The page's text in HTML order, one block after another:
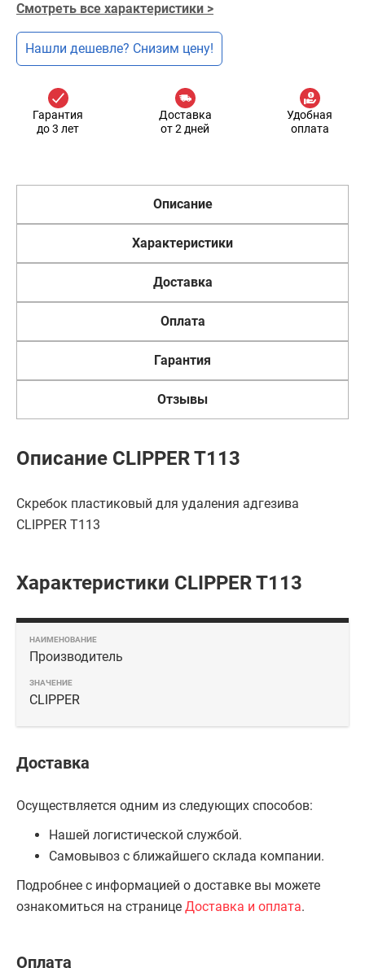
Смотреть все характеристики >
Нашли дешевле? Снизим цену!
Гарантия
до 3 лет
Доставка
от 2 дней
Удобная
оплата
Описание
Характеристики
Доставка
Оплата
Гарантия
Отзывы
Описание CLIPPER T113
Скребок пластиковый для удаления адгезива
CLIPPER T113
Характеристики CLIPPER T113
Производитель
CLIPPER
Доставка
Осуществляется одним из следующих способов:
Нашей логистической службой.
Самовывоз с ближайшего склада компании.
Подробнее с информацией о доставке вы можете
ознакомиться на странице Доставка и оплата.
Оплата